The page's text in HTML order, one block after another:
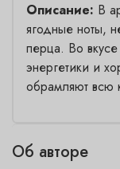
Описание: В
ягодные ноты,
перца. Во
энергетики и
обрамляют всю
Об авторе